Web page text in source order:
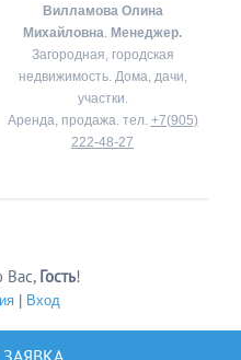
Вилламова Олина
Михайловна Менеджер.
Загородная, городская
недвижимость. Дома, дачи,
участки.
Аренда, продажа. тел. +7(905)
222-48-27
Вас, Гость!
| Вход